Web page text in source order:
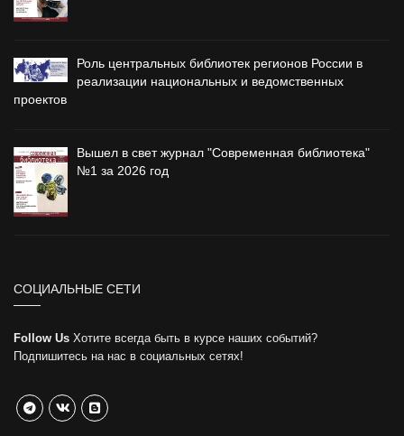
Роль центральных библиотек регионов России в
реализации национальных и ведомственных
проектов
Вышел в свет журнал "Современная библиотека"
№1 за 2026 год
СОЦИАЛЬНЫЕ СЕТИ
Follow Us Хотите всегда быть в курсе наших событий?
Подпишитесь на нас в социальных сетях!